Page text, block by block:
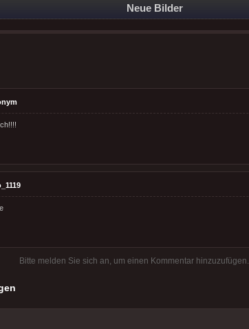
Neue Bilder
Bitte melden Sie sich an, um einen Kommentar hinzuzufügen.